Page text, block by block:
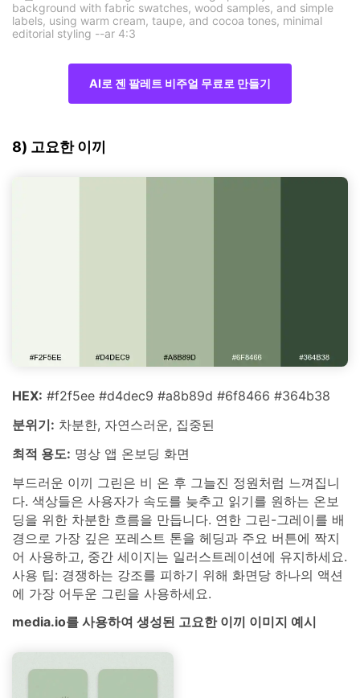
background with fabric swatches, wood samples, and simple
labels, using warm cream, taupe, and cocoa tones, minimal
editorial styling --ar 4:3
AI로 젠 팔레트 비주얼 무료로 만들기
8) 고요한 이끼
HEX: #f2f5ee #d4dec9 #a8b89d #6f8466 #364b38
분위기: 차분한, 자연스러운, 집중된
최적 용도: 명상 앱 온보딩 화면
부드러운 이끼 그린은 비 온 후 그늘진 정원처럼 느껴집니
다. 색상들은 사용자가 속도를 늦추고 읽기를 원하는 온보
딩을 위한 차분한 흐름을 만듭니다. 연한 그린-그레이를 배
경으로 가장 깊은 포레스트 톤을 헤딩과 주요 버튼에 짝지
어 사용하고, 중간 세이지는 일러스트레이션에 유지하세요.
사용 팁: 경쟁하는 강조를 피하기 위해 화면당 하나의 액션
에 가장 어두운 그린을 사용하세요.
media.io를 사용하여 생성된 고요한 이끼 이미지 예시